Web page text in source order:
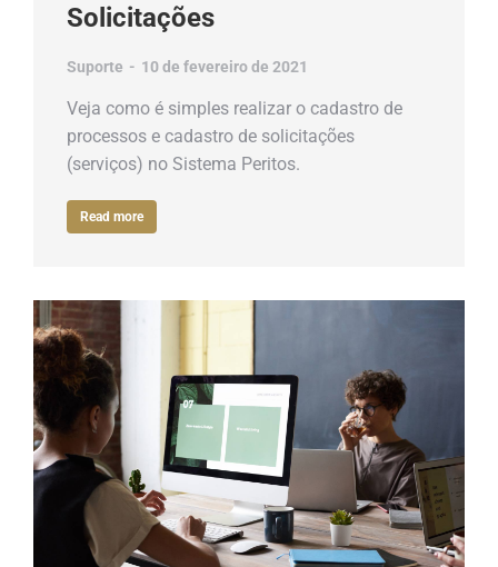
Solicitações
Suporte 10 de fevereiro de 2021
Veja como é simples realizar o cadastro de
processos e cadastro de solicitações
(serviços) no Sistema Peritos.
Read more